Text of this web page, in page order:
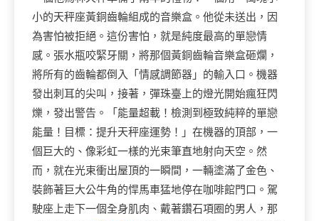
小的天秤座黃銅齒輪組成的音樂盒。他從未送出，因
為害怕被拒絕。這份害怕，就是純度最高的單戀情
感。張水瓶咬緊牙關，將那個黃銅齒輪音樂盒砸爛，
將所有的齒輪都倒入「情感調節器」的輸入口。機器
發出刺耳的尖叫，接著，彈珠臺上的燈光開始瘋狂閃
爍，發出警告。「能量超載！檢測到極致純粹的單戀
能量！目標：提升天秤座運勢！」在機器的頂部，一
個巨大的、像彩虹一樣的光束筆直地射向天空。然
而，就在光束衝出屋頂的一瞬間，一輛塗滿了金色、
裝飾著巨大公牛角的悍馬車猛地停在咖啡館門口。駕
駛座上走下一個全身肌肉、戴著鑽石項圈的男人，那